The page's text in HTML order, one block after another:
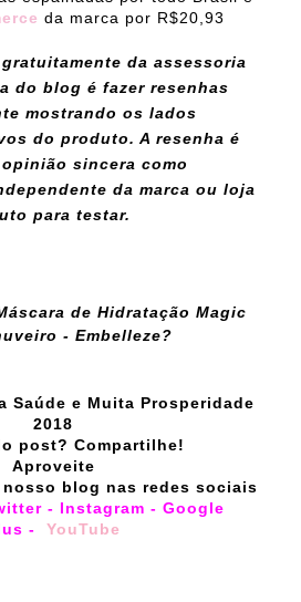
da marca por R$20,93
da assessoria
do blog é fazer resenhas
mostrando os lados
do produto. A resenha é
sincera como
da marca ou loja
para testar.
de Hidratação Magic
- Embelleze?
Saúde e Muita Prosperidade
2018
post? Compartilhe!
Aproveite
nosso blog nas redes sociais
- Instagram - Google
- YouTube